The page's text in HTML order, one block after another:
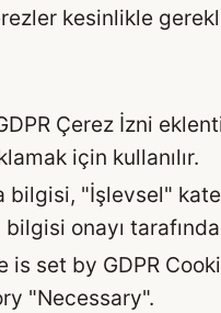
kesinlikle
Çerez İzni
için kullanılır.
bilgisi, "İşlevsel"
onayı
is set by GDPR
"Necessary".